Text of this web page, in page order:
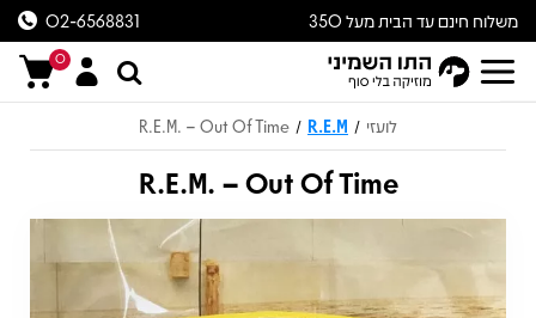
משלוח חינם עד הבית מעל 350
ש״ח
02-6568831
0
לועזי /
R.E.M
/
R.E.M. – Out Of Time
R.E.M. – Out Of Time